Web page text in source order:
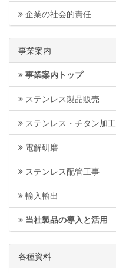
企業の社会的責任
事業案内
事業案内トップ
ステンレス製品販売
ステンレス・チタン加工
電解研磨
ステンレス配管工事
輸入輸出
当社製品の導入と活用
各種資料